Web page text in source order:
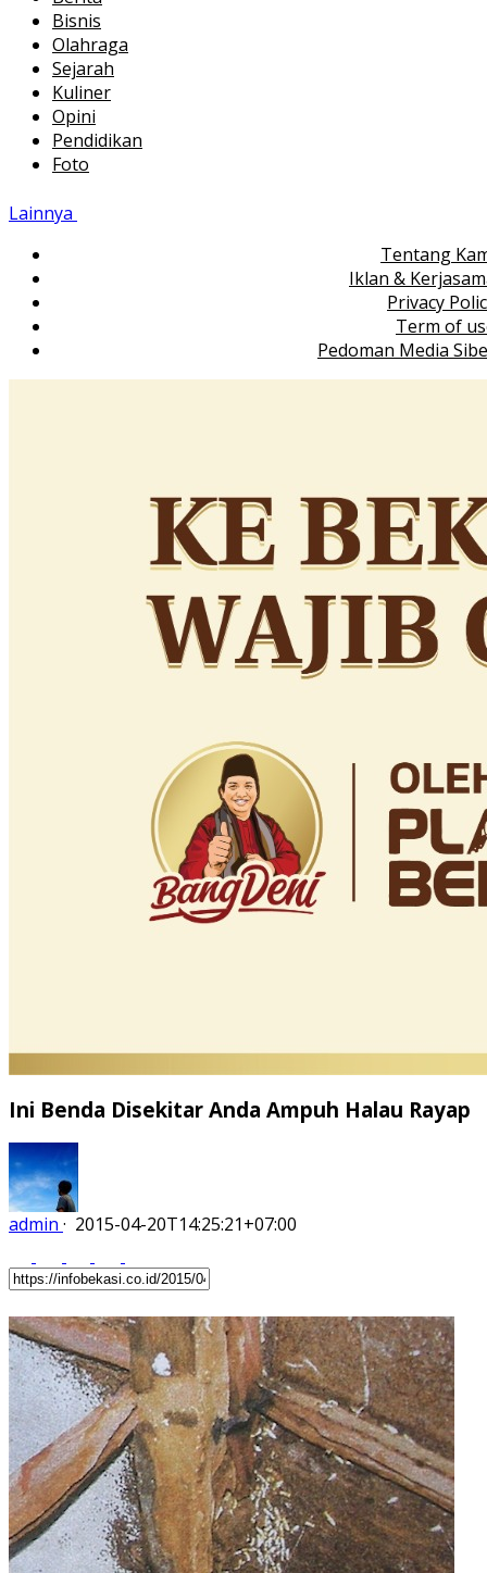
Bisnis
Olahraga
Sejarah
Kuliner
Opini
Pendidikan
Foto
Lainnya
Tentang
Iklan &
Privacy
Term of
Pedoman Media
Ini Benda Disekitar Anda Ampuh Halau Rayap
admin · 2015-04-20T14:25:21+07:00